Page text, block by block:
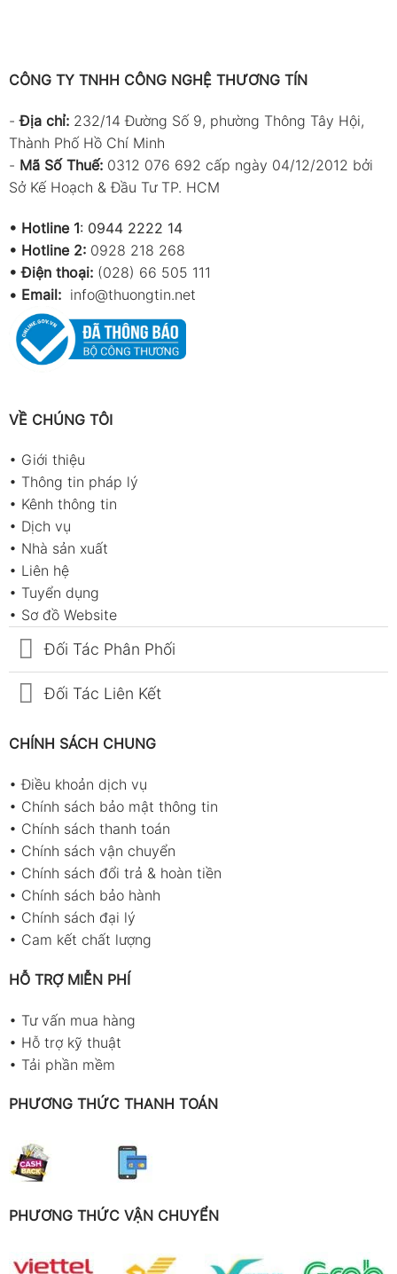
CÔNG TY TNHH CÔNG NGHỆ THƯƠNG TÍN
-Địa chỉ: 232/14 Đường Số 9, phường Thông Tây Hội,
Thành Phố Hồ Chí Minh
- Mã Số Thuế: 0312 076 692 cấp ngày 04/12/2012 bởi
Sở Kế Hoạch & Đầu Tư TP. HCM
• Hotline 1: 0944 2222 14
• Hotline 2: 0928 218 268
• Điện thoại: (028) 66 505 111
• Email: info@thuongtin.net
VỀ CHÚNG TÔI
• Giới thiệu
• Thông tin pháp lý
• Kênh thông tin
• Dịch vụ
• Nhà sản xuất
• Liên hệ
• Tuyển dụng
• Sơ đồ Website
Đối Tác Phân Phối
Đối Tác Liên Kết
CHÍNH SÁCH CHUNG
•Điều khoản dịch vụ
• Chính sách bảo mật thông tin
• Chính sách thanh toán
• Chính sách vận chuyển
• Chính sách đổi trả & hoàn tiền
• Chính sách bảo hành
• Chính sách đại lý
• Cam kết chất lượng
HỖ TRỢ MIỄN PHÍ
• Tư vấn mua hàng
• Hỗ trợ kỹ thuật
• Tải phần mềm
PHƯƠNG THỨC THANH TOÁN
PHƯƠNG THỨC VẬN CHUYỂN